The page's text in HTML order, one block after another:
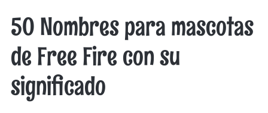
50 Nombres para mascotas
de Free Fire con su
significado